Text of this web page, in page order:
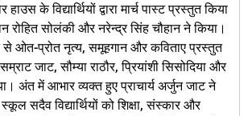
के विद्यार्थियों द्वारा मार्च पास्ट प्रस्तुत किया
रोहित सोलंकी और नरेन्द्र सिंह चौहान ने किया।
से ओत-प्रोत नृत्य, समूहगान और कविताए प्रस्तुत
जाट, सौम्या राठौर, प्रियांशी सिसोदिया और
अंत में आभार व्यक्त हुए प्राचार्य अर्जुन जाट ने
सदैव विद्यार्थियों को शिक्षा, संस्कार और